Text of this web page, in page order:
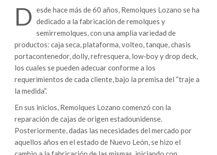
D esde hace más de 60 años, Remolques Lozano se ha
dedicado a la fabricación de remolques y
semirremolques, con una amplia variedad de
productos: caja seca, plataforma, volteo, tanque, chasis
portacontenedor, dolly, refresquera, low-boy y drop deck,
los cuales se pueden adecuar conforme a los
requerimientos de cada cliente, bajo la premisa del “traje a
la medida”.
En sus inicios, Remolques Lozano comenzó con la
reparación de cajas de origen estadounidense.
Posteriormente, dadas las necesidades del mercado por
aquellos años en el estado de Nuevo León, se hizo el